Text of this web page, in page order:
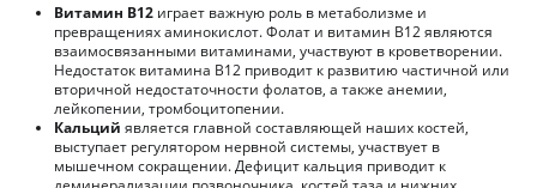
Витамин В12 играет важную роль в метаболизме и
превращениях аминокислот. Фолат и витамин В12 являются
взаимосвязанными витаминами, участвуют в кроветворении.
Недостаток витамина В12 приводит к развитию частичной или
вторичной недостаточности фолатов, а также анемии,
лейкопении, тромбоцитопении.
Кальций является главной составляющей наших костей,
выступает регулятором нервной системы, участвует в
мышечном сокращении. Дефицит кальция приводит к